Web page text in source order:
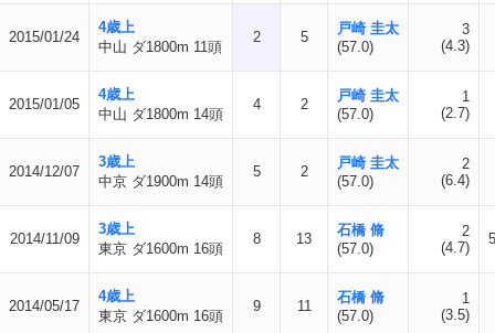
2015/01/24
4歳上
中山 ダ1800m 11頭
2 5
戸崎 圭太
(57.0)
3
(4.3)
2015/01/05
4歳上
中山 ダ1800m 14頭
4 2
戸崎 圭太
(57.0)
1
(2.7)
2014/12/07
3歳上
中京 ダ1900m 14頭
5 2
戸崎 圭太
(57.0)
2
(6.4)
2014/11/09
3歳上
東京 ダ1600m 16頭
8 13
石橋 脩
(57.0)
2
(4.7)
2014/05/17
4歳上
東京 ダ1600m 16頭
9 11
石橋 脩
(57.0)
1
(3.5)